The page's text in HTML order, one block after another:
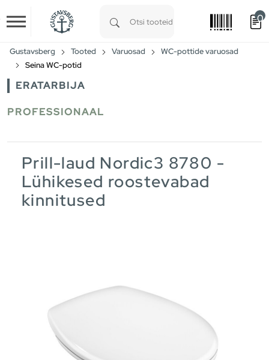
Skip to main content
0
Gustavsberg Tooted Varuosad
WC-pottide varuosad
Seina WC-potid
ERATARBIJA
PROFESSIONAAL
Prill-laud Nordic3 8780 -
Lühikesed roostevabad
kinnitused